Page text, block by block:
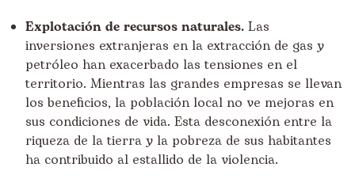
Explotación de recursos naturales. Las
inversiones extranjeras en la extracción de gas y
petróleo han exacerbado las tensiones en el
territorio. Mientras las grandes empresas se llevan
los beneficios, la población local no ve mejoras en
sus condiciones de vida. Esta desconexión entre la
riqueza de la tierra y la pobreza de sus habitantes
ha contribuido al estallido de la violencia.